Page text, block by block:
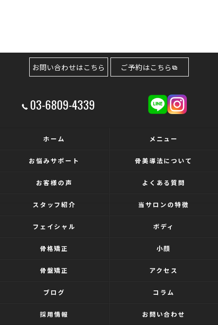
03-6809-4339
お問い合わせはこちら ご予約はこちら
ホーム メニュー
お悩みサポート 骨美導法について
お客様の声 よくある質問
スタッフ紹介 当サロンの特徴
フェイシャル ボディ
骨格矯正 小顔
骨盤矯正 アクセス
ブログ コラム
採用情報 お問い合わせ